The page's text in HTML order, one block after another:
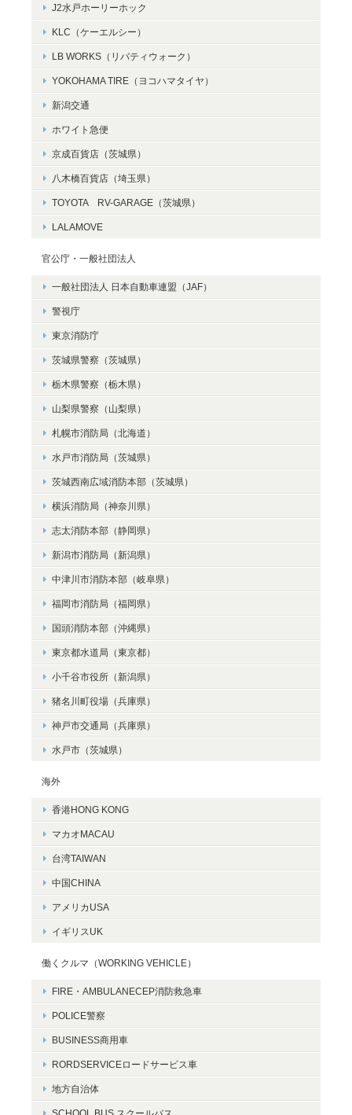
J2水戸ホーリーホック
KLC（ケーエルシー）
LB WORKS（リバティウォーク）
YOKOHAMA TIRE（ヨコハマタイヤ）
新潟交通
ホワイト急便
京成百貨店（茨城県）
八木橋百貨店（埼玉県）
TOYOTA RV-GARAGE（茨城県）
LALAMOVE
官公庁・一般社団法人
一般社団法人 日本自動車連盟（JAF）
警視庁
東京消防庁
茨城県警察（茨城県）
栃木県警察（栃木県）
山梨県警察（山梨県）
札幌市消防局（北海道）
水戸市消防局（茨城県）
茨城西南広域消防本部（茨城県）
横浜消防局（神奈川県）
志太消防本部（静岡県）
新潟市消防局（新潟県）
中津川市消防本部（岐阜県）
福岡市消防局（福岡県）
国頭消防本部（沖縄県）
東京都水道局（東京都）
小千谷市役所（新潟県）
猪名川町役場（兵庫県）
神戸市交通局（兵庫県）
水戸市（茨城県）
海外
香港HONG KONG
マカオMACAU
台湾TAIWAN
中国CHINA
アメリカUSA
イギリスUK
働くクルマ（WORKING VEHICLE）
FIRE・AMBULANECEP消防救急車
POLICE警察
BUSINESS商用車
RORDSERVICEロードサービス車
地方自治体